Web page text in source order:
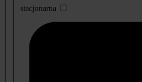
stacjonarna